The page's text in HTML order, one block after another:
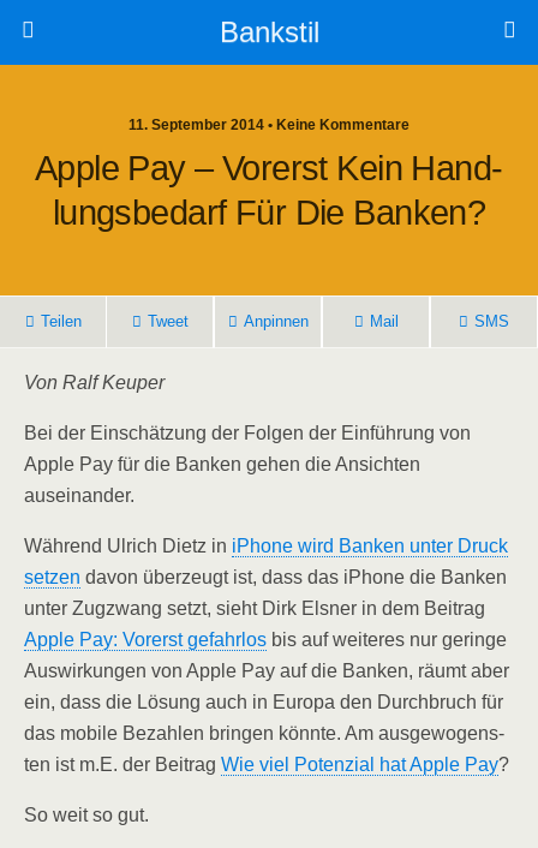
Bankstil
11. September 2014 • Keine Kommentare
Apple Pay – Vor­erst Kein Hand­
Lungs­be­darf Für Die Banken?
Tei­len Tweet Anpin­nen Mail SMS
Von Ralf Keuper
Bei der Ein­schät­zung der Fol­gen der Ein­füh­rung von
Apple Pay für die Ban­ken gehen die Ansich­ten
auseinander.
Wäh­rend Ulrich Dietz in iPho­ne wird Ban­ken unter Druck
set­zen davon über­zeugt ist, dass das iPho­ne die Ban­ken
unter Zug­zwang setzt, sieht Dirk Els­ner in dem Bei­trag
Apple Pay: Vor­erst gefahr­los bis auf wei­te­res nur gerin­ge
Aus­wir­kun­gen von Apple Pay auf die Ban­ken, räumt aber
ein, dass die Lösung auch in Euro­pa den Durch­bruch für
das mobi­le Bezah­len brin­gen könn­te. Am aus­ge­wo­gens­
ten ist m.E. der Bei­trag Wie viel Poten­zi­al hat Apple Pay?
So weit so gut.